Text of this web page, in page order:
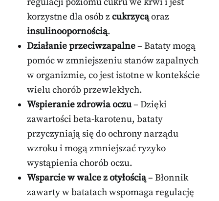
regulacji poziomu cukru we krwi i jest
korzystne dla osób zcukrzycąoraz
insulinoopornością.
Działanie przeciwzapalne– Bataty mogą
pomóc w zmniejszeniu stanów zapalnych
w organizmie, co jest istotne w kontekście
wielu chorób przewlekłych.
Wspieranie zdrowia oczu– Dzięki
zawartości beta-karotenu, bataty
przyczyniają się do ochrony narządu
wzroku i mogą zmniejszać ryzyko
wystąpienia chorób oczu.
Wsparcie w walce z otyłością– Błonnik
zawarty w batatach wspomaga regulację